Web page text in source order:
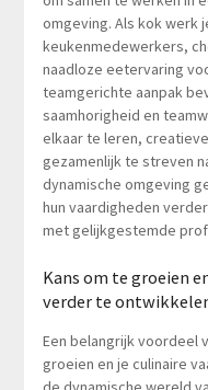
omgeving. Als kok werk
keukenmedewerkers,
naadloze eetervaring
teamgerichte aanpak
saamhorigheid en
elkaar te leren,
gezamenlijk te streven
dynamische omgeving
hun vaardigheden
met gelijkgestemde
Kans om te groeien
verder te
Een belangrijk voordeel
groeien en je culinaire